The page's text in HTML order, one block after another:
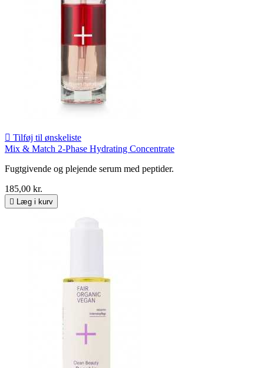
 Tilføj til ønskeliste
Mix & Match 2-Phase Hydrating Concentrate
Fugtgivende og plejende serum med peptider.
185,00 kr.
 Læg i kurv